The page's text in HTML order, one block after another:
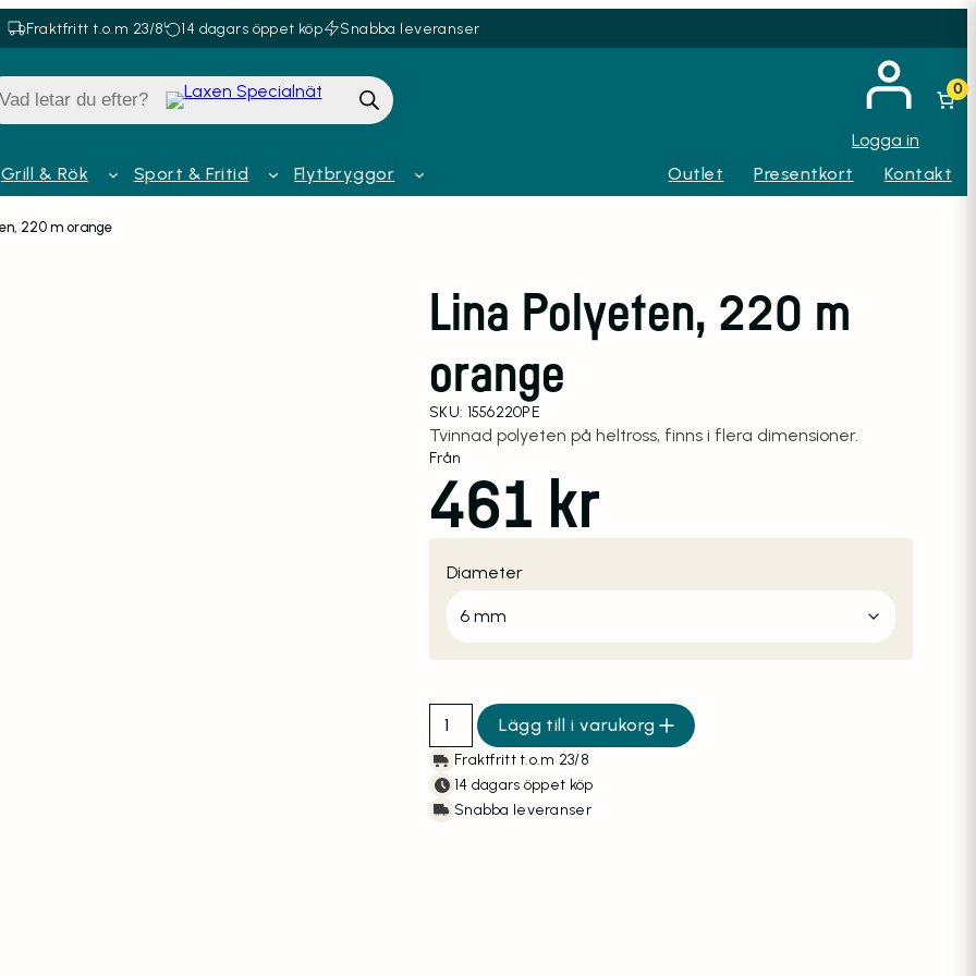
Fraktfritt t.o.m 23/8 14 dagars öppet köp Snabba leveranser
Logga in
0
Grill & Rök Sport & Fritid Flytbryggor Outlet Presentkort Kontakt
220 m orange
Lina Polyeten, 220 m
orange
SKU: 1556220PE
Från
461 kr
Diameter
Lina Polyeten, 220 m orange mängd
Lägg till i varukorg
Tvinnad polyeten på heltross, finns i flera dimensioner.
Fraktfritt t.o.m 23/8
14 dagars öppet köp
Snabba leveranser